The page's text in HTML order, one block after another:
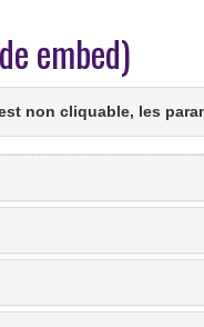
embed)
non cliquable, les